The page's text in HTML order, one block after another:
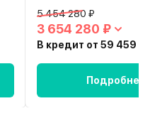
5 454 280 ₽
3 654 280 ₽
В кредит от 59 459 ₽
Подробнее